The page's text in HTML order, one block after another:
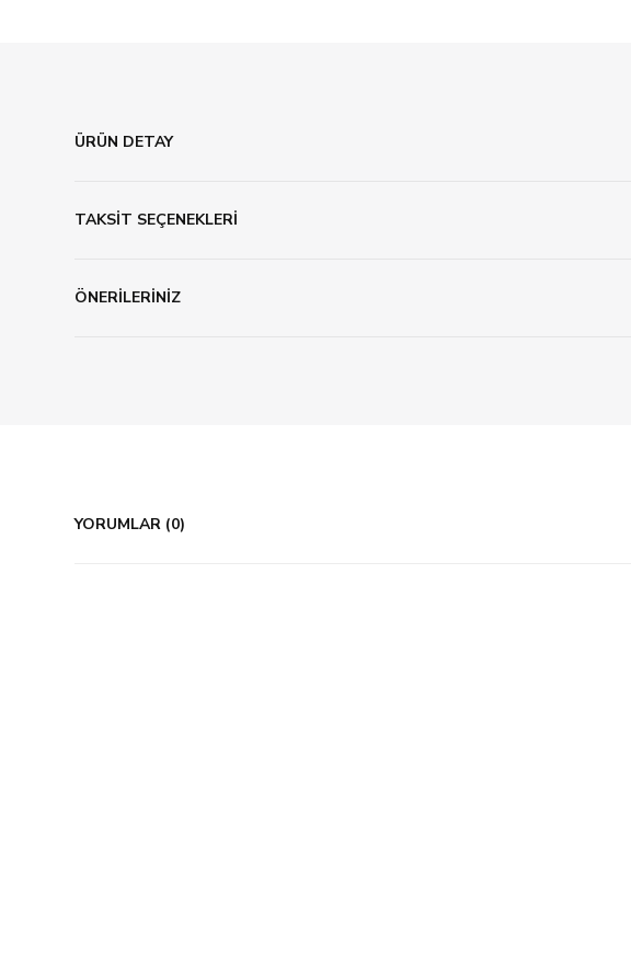
ÜRÜN DETAY
TAKSİT SEÇENEKLERİ
ÖNERİLERİNİZ
YORUMLAR (0)